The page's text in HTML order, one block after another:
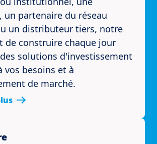
un partenaire du réseau
un distributeur tiers, notre
de construire chaque jour
solutions d'investissement
vos besoins et à
de marché.